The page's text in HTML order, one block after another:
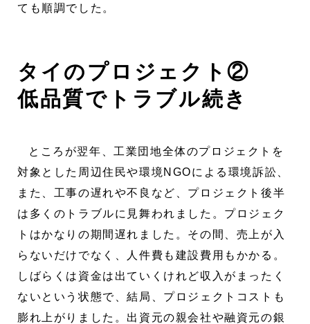
ても順調でした。
タイのプロジェクト②
低品質でトラブル続き
ところが翌年、工業団地全体のプロジェクトを
対象とした周辺住民や環境NGOによる環境訴訟、
また、工事の遅れや不良など、プロジェクト後半
は多くのトラブルに見舞われました。プロジェク
トはかなりの期間遅れました。その間、売上が入
らないだけでなく、人件費も建設費用もかかる。
しばらくは資金は出ていくけれど収入がまったく
ないという状態で、結局、プロジェクトコストも
膨れ上がりました。出資元の親会社や融資元の銀